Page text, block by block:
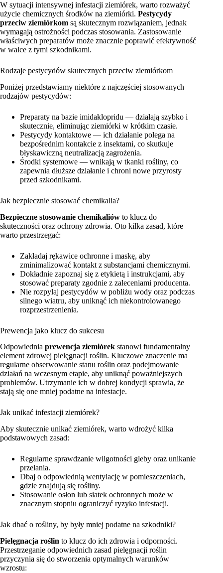
W sytuacji intensywnej infestacji ziemiórek, warto rozważyć
użycie chemicznych środków na ziemiórki. Pestycydy
przeciw ziemiórkom są skutecznym rozwiązaniem, jednak
wymagają ostrożności podczas stosowania. Zastosowanie
właściwych preparatów może znacznie poprawić efektywność
w walce z tymi szkodnikami.
Rodzaje pestycydów skutecznych przeciw ziemiórkom
Poniżej przedstawiamy niektóre z najczęściej stosowanych
rodzajów pestycydów:
Preparaty na bazie imidaklopridu — działają szybko i
skutecznie, eliminując ziemiórki w krótkim czasie.
Pestycydy kontaktowe — ich działanie polega na
bezpośrednim kontakcie z insektami, co skutkuje
błyskawiczną neutralizacją zagrożenia.
Środki systemowe — wnikają w tkanki rośliny, co
zapewnia dłuższe działanie i chroni nowe przyrosty
przed szkodnikami.
Jak bezpiecznie stosować chemikalia?
Bezpieczne stosowanie chemikaliów to klucz do
skuteczności oraz ochrony zdrowia. Oto kilka zasad, które
warto przestrzegać:
Zakładaj rękawice ochronne i maskę, aby
zminimalizować kontakt z substancjami chemicznymi.
Dokładnie zapoznaj się z etykietą i instrukcjami, aby
stosować preparaty zgodnie z zaleceniami producenta.
Nie rozpylaj pestycydów w pobliżu wody oraz podczas
silnego wiatru, aby uniknąć ich niekontrolowanego
rozprzestrzenienia.
Prewencja jako klucz do sukcesu
Odpowiednia prewencja ziemiórek stanowi fundamentalny
element zdrowej pielęgnacji roślin. Kluczowe znaczenie ma
regularne obserwowanie stanu roślin oraz podejmowanie
działań na wczesnym etapie, aby uniknąć poważniejszych
problemów. Utrzymanie ich w dobrej kondycji sprawia, że
stają się one mniej podatne na infestacje.
Jak unikać infestacji ziemiórek?
Aby skutecznie unikać ziemiórek, warto wdrożyć kilka
podstawowych zasad:
Regularne sprawdzanie wilgotności gleby oraz unikanie
przelania.
Dbaj o odpowiednią wentylację w pomieszczeniach,
gdzie znajdują się rośliny.
Stosowanie osłon lub siatek ochronnych może w
znacznym stopniu ograniczyć ryzyko infestacji.
Jak dbać o rośliny, by były mniej podatne na szkodniki?
Pielęgnacja roślin to klucz do ich zdrowia i odporności.
Przestrzeganie odpowiednich zasad pielęgnacji roślin
przyczynia się do stworzenia optymalnych warunków
wzrostu: